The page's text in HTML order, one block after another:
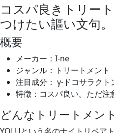
コスパ良きトリー
つけたい謳い文句。
概要
メーカー：I-ne
ジャンル：トリートメント
注目成分： γ-ドコサラクト
特徴：コスパ良い。ただ注
どんなトリートメン